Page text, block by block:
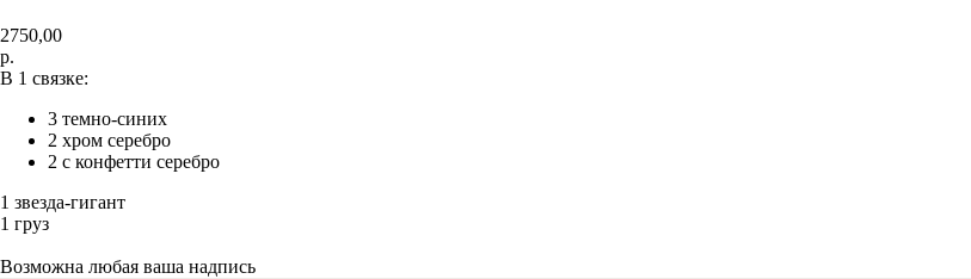
2750,00
р.
В 1 связке:
3 темно-синих
2 хром серебро
2 с конфетти серебро
1 звезда-гигант
1 груз
Возможна любая ваша надпись